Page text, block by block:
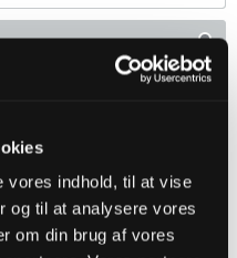
vores indhold, til at vise
og til at analysere vores
om din brug af vores